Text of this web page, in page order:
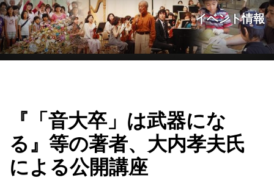
イベント情報
『「音大卒」は武器にな
る』等の著者、大内孝夫氏
による公開講座